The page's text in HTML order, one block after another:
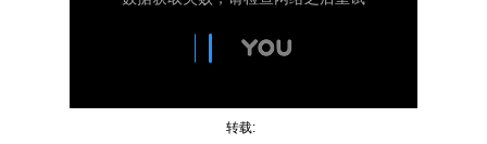
转载: